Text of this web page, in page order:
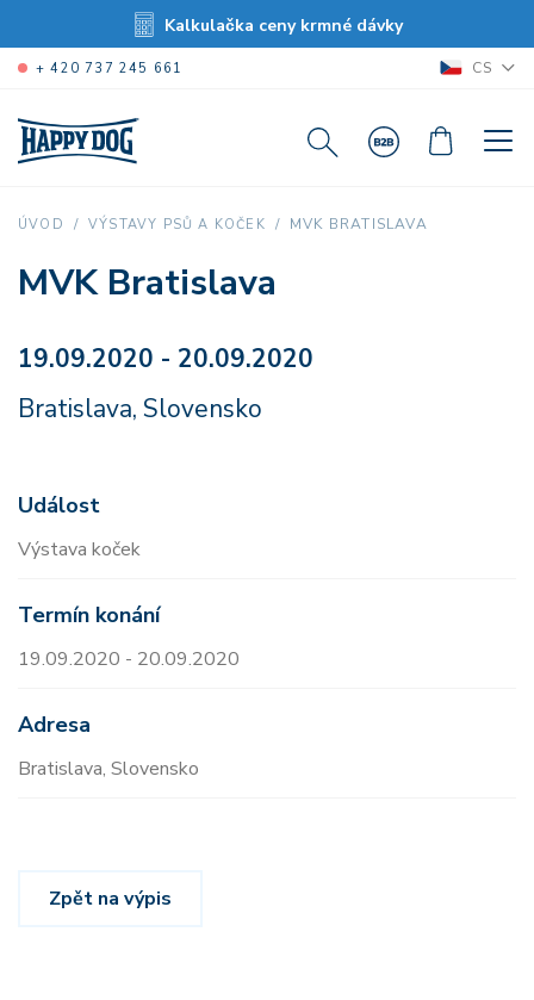
Kalkulačka ceny krmné dávky
+ 420 737 245 661 CS
ÚVOD VÝSTAVY PSŮ A KOČEK MVK BRATISLAVA
MVK Bratislava
19.09.2020 - 20.09.2020
Bratislava, Slovensko
Událost
Výstava koček
Termín konání
19.09.2020 - 20.09.2020
Adresa
Bratislava, Slovensko
Zpět na výpis